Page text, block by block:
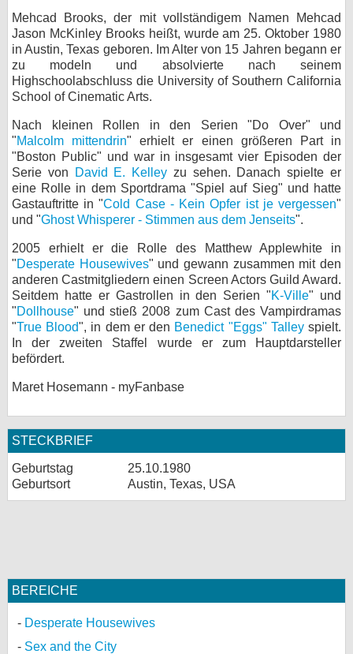
Mehcad Brooks, der mit vollständigem Namen Mehcad
Jason McKinley Brooks heißt, wurde am 25. Oktober 1980
in Austin, Texas geboren. Im Alter von 15 Jahren begann er
zu modeln und absolvierte nach seinem
Highschoolabschluss die University of Southern California
School of Cinematic Arts.
Nach kleinen Rollen in den Serien "Do Over" und
"Malcolm mittendrin" erhielt er einen größeren Part in
"Boston Public" und war in insgesamt vier Episoden der
Serie von
David E. Kelley zu sehen. Danach spielte er
eine Rolle in dem Sportdrama "Spiel auf Sieg" und hatte
Gastauftritte in "Cold Case - Kein Opfer ist je vergessen"
und "Ghost Whisperer - Stimmen aus dem Jenseits".
2005 erhielt er die Rolle des Matthew Applewhite in
"Desperate Housewives" und gewann zusammen mit den
anderen Castmitgliedern einen Screen Actors Guild Award.
Seitdem hatte er Gastrollen in den Serien "K-Ville" und
"Dollhouse" und stieß 2008 zum Cast des Vampirdramas
"True Blood", in dem er den Benedict "Eggs" Talleyspielt.
In der zweiten Staffel wurde er zum Hauptdarsteller
befördert.
Maret Hosemann - myFanbase
STECKBRIEF
Geburtstag
25.10.1980
Geburtsort
Austin, Texas, USA
BEREICHE
Desperate Housewives
Sex and the City
Forum
bei X
Kontakt
Nutzungsbedingungen
Datenschutz
Cookie-Einstellungen
Impressum
Desktop-Ansicht
myFanbase